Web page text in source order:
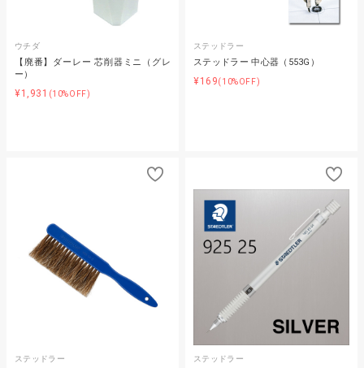
ウチダ
【廃番】ダーレー 芯削器ミニ（グレ
ー）
¥1,931 (10%OFF)
ステッドラー
ステッドラー 中心器（553G）
¥169(10%OFF)
ステッドラー ステッドラー